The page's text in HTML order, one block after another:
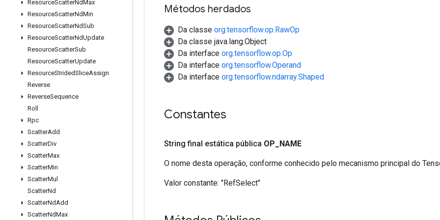
ResourceScatterNdMax
ResourceScatterNdMin
ResourceScatterNdSub
ResourceScatterNdUpdate
ResourceScatterSub
ResourceScatterUpdate
ResourceStridedSliceAssign
Reverse
ReverseSequence
Roll
Rpc
ScatterAdd
ScatterDiv
ScatterMax
ScatterMin
ScatterMul
ScatterNd
ScatterNdAdd
ScatterNdMax
Métodos herdados
Da classe org.tensorflow.op.RawOp
Da classe java.lang.Object
Da interface org.tensorflow.op.Op
Da interface org.tensorflow.Operand
Da interface org.tensorflow.ndarray.Shaped
Constantes
String final estática pública OP NAME
O nome desta operação, conforme conhecido pelo mecanismo principal do
Valor constante: "RefSelect"